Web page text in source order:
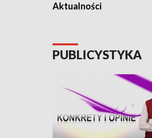
Aktualności
PUBLICYSTYKA